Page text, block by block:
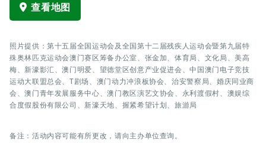
查看地图
照片提供：第十五届全国运动会及全国第十二届残疾人运动会暨第九届特
殊奥林匹克运动会澳门赛区筹备办公室、张金加、体育局、文化局、美高
梅、新濠影汇、澳门明爱、望德堂区创意产业促进会、中国澳门电子竞技
运动大联盟总会、T剧场、澳门动力冲浪板协会、治安警察局、婚庆同业商
会、澳门青年发展服务中心、澳门教区演艺文协会、永利渡假村、澳娱综
合度假股份有限公司、新濠天地、握紧希望计划、旅游局
备注：活动内容可能有所更改，请向主办单位查询。